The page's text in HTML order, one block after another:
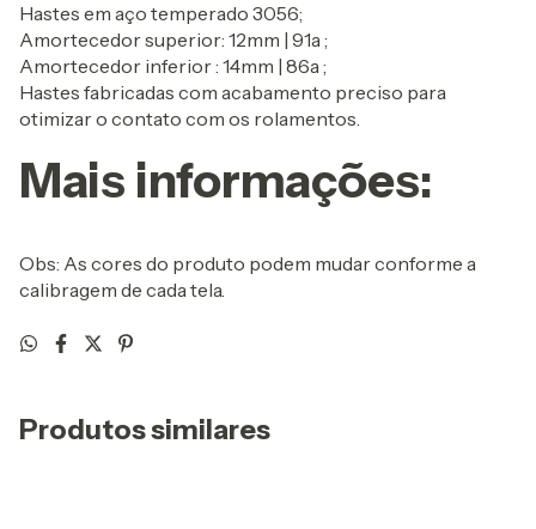
Hastes em aço temperado 3056;
Amortecedor superior: 12mm | 91a ;
Amortecedor inferior : 14mm | 86a ;
Hastes fabricadas com acabamento preciso para
otimizar o contato com os rolamentos.
Mais informações:
Obs: As cores do produto podem mudar conforme a
calibragem de cada tela.
Produtos similares